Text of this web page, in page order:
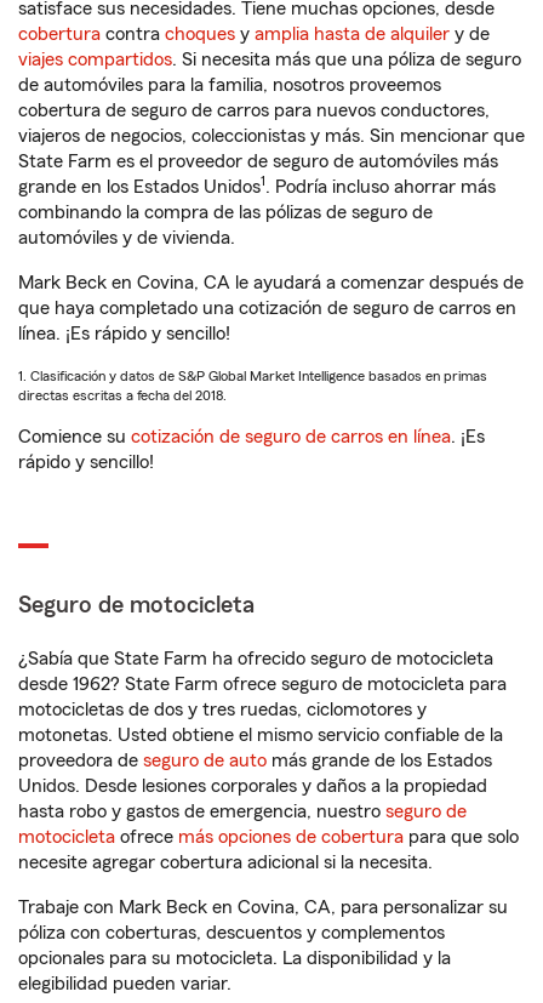
satisface sus necesidades. Tiene muchas opciones, desde
cobertura contra choques y amplia hasta de alquiler y de
viajes compartidos. Si necesita más que una póliza de seguro
de automóviles para la familia, nosotros proveemos
cobertura de seguro de carros para nuevos conductores,
viajeros de negocios, coleccionistas y más. Sin mencionar que
State Farm es el proveedor de seguro de automóviles más
grande en los Estados Unidos1 . Podría incluso ahorrar más
combinando la compra de las pólizas de seguro de
automóviles y de vivienda.
Mark Beck en Covina, CA le ayudará a comenzar después de
que haya completado una cotización de seguro de carros en
línea. ¡Es rápido y sencillo!
1. Clasificación y datos de S&P Global Market Intelligence basados en primas
directas escritas a fecha del 2018.
Comience su cotización de seguro de carros en línea. ¡Es
rápido y sencillo!
Seguro de motocicleta
¿Sabía que State Farm ha ofrecido seguro de motocicleta
desde 1962? State Farm ofrece seguro de motocicleta para
motocicletas de dos y tres ruedas, ciclomotores y
motonetas. Usted obtiene el mismo servicio confiable de la
proveedora de seguro de auto más grande de los Estados
Unidos. Desde lesiones corporales y daños a la propiedad
hasta robo y gastos de emergencia, nuestro seguro de
motocicleta ofrece más opciones de cobertura para que solo
necesite agregar cobertura adicional si la necesita.
Trabaje con Mark Beck en Covina, CA, para personalizar su
póliza con coberturas, descuentos y complementos
opcionales para su motocicleta. La disponibilidad y la
elegibilidad pueden variar.